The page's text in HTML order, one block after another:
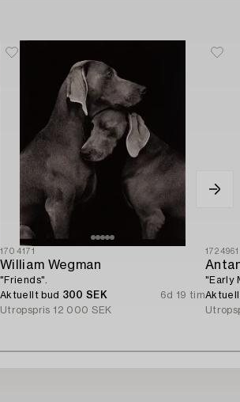
1704171
William Wegman
"Friends".
Aktuellt bud 300 SEK
6d 19 tim
Utropspris 12 000 SEK
1724961
"Early